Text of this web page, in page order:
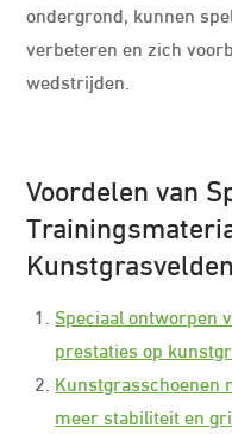
ondergrond, kunnen
verbeteren en zich
wedstrijden.
Voordelen van
Kunstgrasvelden
Speciaal ontworpen
prestaties op
Kunstgrasschoenen
meer stabiliteit en